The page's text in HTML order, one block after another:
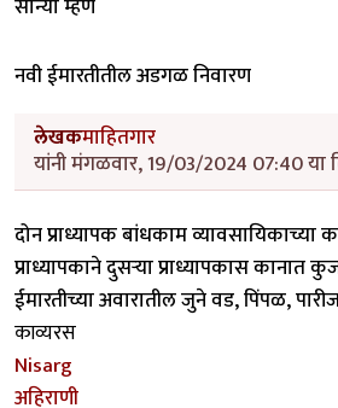
सोन्या म्हणे
नवी ईमारतीतील अडगळ निवारण
लेखकमाहितगार
यांनी मंगळवार, 19/03/2024 07:40 या
दोन प्राध्यापक बांधकाम व्यावसायिकाच्या
प्राध्यापकाने दुसर्‍या प्राध्यापकास कानात
ईमारतीच्या अवारातील जुने वड, पिंपळ,
काव्यरस
Nisarg
अहिराणी